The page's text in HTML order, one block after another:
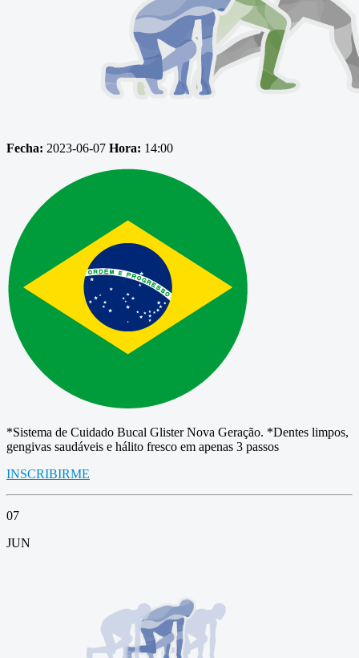
Fecha: 2023-06-07 Hora: 14:00
*Sistema de Cuidado Bucal Glister Nova Geração. *Dentes limpos,
gengivas saudáveis ​​e hálito fresco em apenas 3 passos
INSCRIBIRME
07
JUN